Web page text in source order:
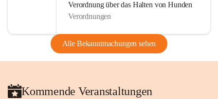
Verordnung über das Halten von Hunden
Verordnungen
Alle Bekanntmachungen sehen
Kommende Veranstaltungen